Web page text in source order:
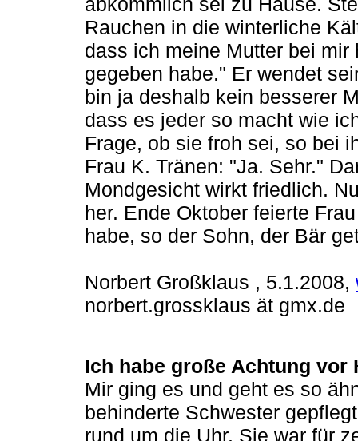
Rauchen in die winterliche
dass ich meine Mutter bei
gegeben habe." Er wendet
bin ja deshalb kein besserer
dass es jeder so macht wie
Frage, ob sie froh sei, so bei
Frau K. Tränen: "Ja. Sehr."
Mondgesicht wirkt friedlich.
her. Ende Oktober feierte
habe, so der Sohn, der Bär
Norbert Großklaus , 5.1.2008,
norbert.grossklaus ät gmx.de
Ich habe große Achtung vor
Mir ging es und geht es so
behinderte Schwester
rund um die Uhr. Sie war für